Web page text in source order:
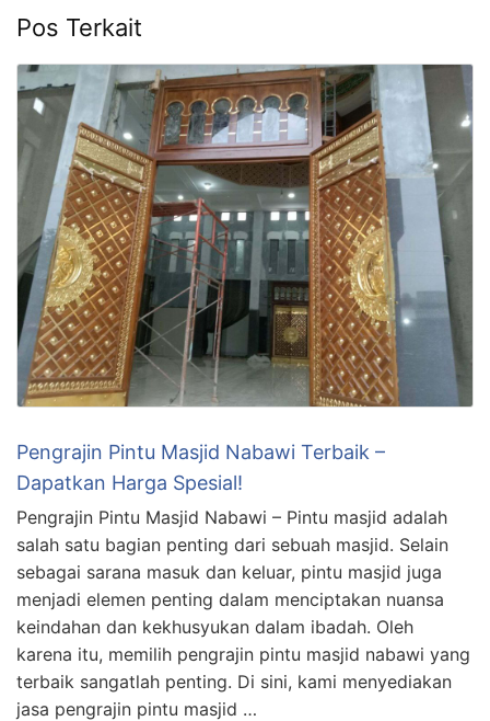
Pos Terkait
Pengrajin Pintu Masjid Nabawi Terbaik –
Dapatkan Harga Spesial!
Pengrajin Pintu Masjid Nabawi – Pintu masjid adalah
salah satu bagian penting dari sebuah masjid. Selain
sebagai sarana masuk dan keluar, pintu masjid juga
menjadi elemen penting dalam menciptakan nuansa
keindahan dan kekhusyukan dalam ibadah. Oleh
karena itu, memilih pengrajin pintu masjid nabawi yang
terbaik sangatlah penting. Di sini, kami menyediakan
jasa pengrajin pintu masjid …